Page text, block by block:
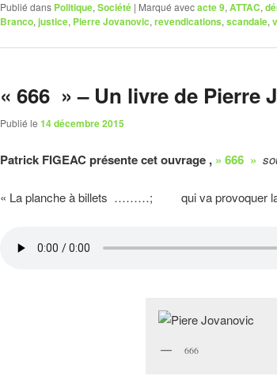
Publié dans Politique, Société | Marqué avecacte 9, ATTAC,
Branco, justice, Pierre Jovanovic, revendications, scandale,
« 666 » – Un livre de Pierre
Publié le 14 décembre 2015
Patrick FIGEAC présente cet ouvrage , » 666 »
« La planche à billets ………; qui va provoquer
666